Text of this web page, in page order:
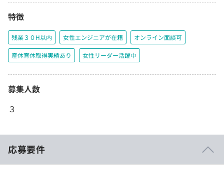
特徴
残業３０H以内 女性エンジニアが在籍 オンライン面談可
産休育休取得実績あり 女性リーダー活躍中
募集人数
３
応募要件